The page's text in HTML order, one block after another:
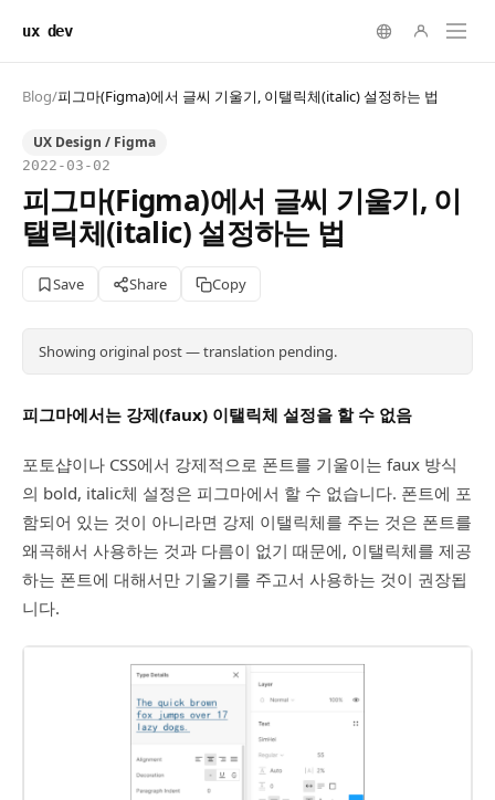
ux dev
Blog/피그마(Figma)에서 글씨 기울기, 이탤릭체(italic) 설정하는 법
UX Design / Figma
2022-03-02
피그마(Figma)에서 글씨 기울기, 이
탤릭체(italic) 설정하는 법
Save Share Copy
Showing original post — translation pending.
피그마에서는 강제(faux) 이탤릭체 설정을 할 수 없음
포토샵이나 CSS에서 강제적으로 폰트를 기울이는 faux 방식
의 bold, italic체 설정은 피그마에서 할 수 없습니다. 폰트에 포
함되어 있는 것이 아니라면 강제 이탤릭체를 주는 것은 폰트를
왜곡해서 사용하는 것과 다름이 없기 때문에, 이탤릭체를 제공
하는 폰트에 대해서만 기울기를 주고서 사용하는 것이 권장됩
니다.